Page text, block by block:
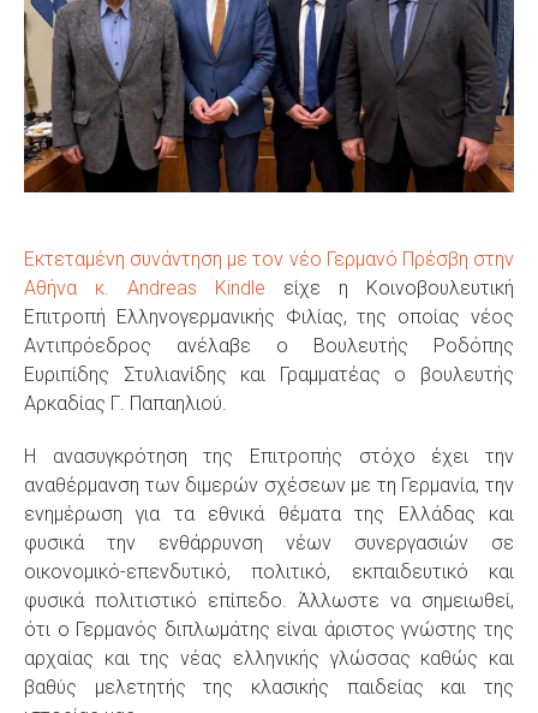
Εκτεταμένη συνάντηση με τον νέο Γερμανό Πρέσβη στην
Αθήνα κ. Andreas Kindle είχε η Κοινοβουλευτική
Επιτροπή Ελληνογερμανικής Φιλίας, της οποίας νέος
Αντιπρόεδρος ανέλαβε ο Βουλευτής Ροδόπης
Ευριπίδης Στυλιανίδης και Γραμματέας ο βουλευτής
Αρκαδίας Γ. Παπαηλιού.
Η ανασυγκρότηση της Επιτροπής στόχο έχει την
αναθέρμανση των διμερών σχέσεων με τη Γερμανία, την
ενημέρωση για τα εθνικά θέματα της Ελλάδας και
φυσικά την ενθάρρυνση νέων συνεργασιών σε
οικονομικό-επενδυτικό, πολιτικό, εκπαιδευτικό και
φυσικά πολιτιστικό επίπεδο. Άλλωστε να σημειωθεί,
ότι ο Γερμανός διπλωμάτης είναι άριστος γνώστης της
αρχαίας και της νέας ελληνικής γλώσσας καθώς και
βαθύς μελετητής της κλασικής παιδείας και της